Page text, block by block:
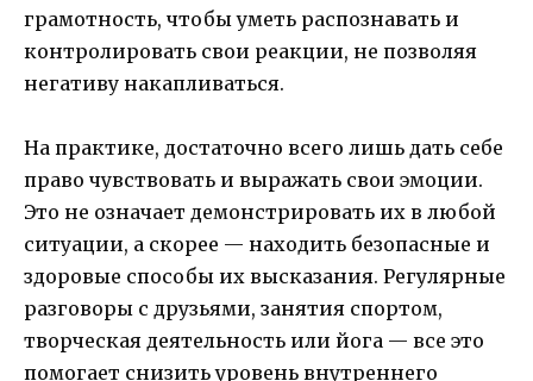
грамотность, чтобы уметь распознавать и
контролировать свои реакции, не позволяя
негативу накапливаться.
На практике, достаточно всего лишь дать себе
право чувствовать и выражать свои эмоции.
Это не означает демонстрировать их в любой
ситуации, а скорее — находить безопасные и
здоровые способы их высказания. Регулярные
разговоры с друзьями, занятия спортом,
творческая деятельность или йога — все это
помогает снизить уровень внутреннего